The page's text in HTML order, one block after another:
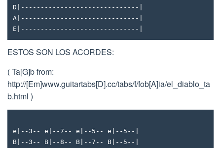
D|------------------------------|
A|------------------------------|
E|------------------------------|
ESTOS SON LOS ACORDES:
( Ta[G]b from:
http://[Em]www.guitartabs[D].cc/tabs/f/fob[A]ia/el_diablo_ta
b.html )
e|--3-- e|--7-- e|--5-- e|--5--|
B|--3-- B|--8-- B|--7-- B|--5--|